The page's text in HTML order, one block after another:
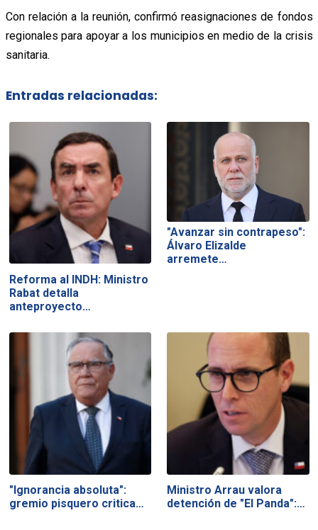
Con relación a la reunión, confirmó reasignaciones de fondos
regionales para apoyar a los municipios en medio de la crisis
sanitaria.
Entradas relacionadas:
Reforma al INDH: Ministro
Rabat detalla
anteproyecto…
"Avanzar sin contrapeso":
Álvaro Elizalde
arremete…
"Ignorancia absoluta":
gremio pisquero critica…
Ministro Arrau valora
detención de "El Panda":…